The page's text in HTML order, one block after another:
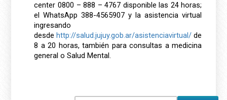
center 0800 – 888 – 4767 disponible las 24 horas;
el WhatsApp 388-4565907 y la asistencia virtual
ingresando
desdehttp://salud.jujuy.gob.ar/asistenciavirtual/ de
8 a 20 horas, también para consultas a medicina
general o Salud Mental.